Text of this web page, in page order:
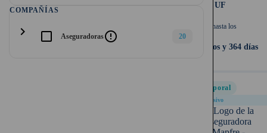
COMPAÑÍAS
20
chevron_right Aseguradoraserror_outline
4.000 UF
Cubre hasta los
64 años y 364 días
Temporal
Exclusivo